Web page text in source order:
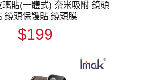
貼(一體式) 奈米吸附 鏡頭
鏡頭保護貼 鏡頭膜
$199